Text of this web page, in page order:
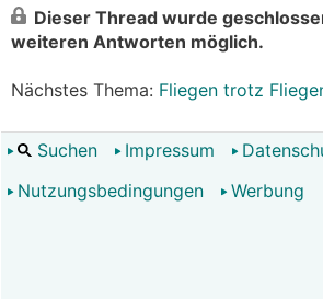
Dieser Thread wurde
weiteren Antworten möglich.
Nächstes Thema: Fliegen trotz
Suchen Impressum
Nutzungsbedingungen
Werbung